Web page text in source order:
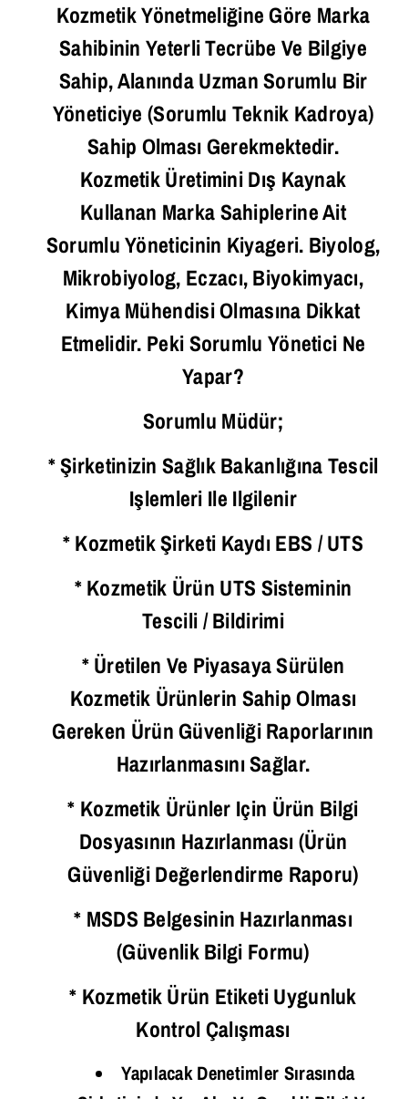
Kozmetik Yönetmeliğine Göre Marka
Sahibinin Yeterli Tecrübe Ve Bilgiye
Sahip, Alanında Uzman Sorumlu Bir
Yöneticiye (Sorumlu Teknik Kadroya)
Sahip Olması Gerekmektedir.
Kozmetik Üretimini Dış Kaynak
Kullanan Marka Sahiplerine Ait
Sorumlu Yöneticinin Kiyageri. Biyolog,
Mikrobiyolog, Eczacı, Biyokimyacı,
Kimya Mühendisi Olmasına Dikkat
Etmelidir. Peki Sorumlu Yönetici Ne
Yapar?
Sorumlu Müdür;
* Şirketinizin Sağlık Bakanlığına Tescil
Işlemleri Ile Ilgilenir
* Kozmetik Şirketi Kaydı EBS / UTS
* Kozmetik Ürün UTS Sisteminin
Tescili / Bildirimi
* Üretilen Ve Piyasaya Sürülen
Kozmetik Ürünlerin Sahip Olması
Gereken Ürün Güvenliği Raporlarının
Hazırlanmasını Sağlar.
* Kozmetik Ürünler Için Ürün Bilgi
Dosyasının Hazırlanması (Ürün
Güvenliği Değerlendirme Raporu)
* MSDS Belgesinin Hazırlanması
(Güvenlik Bilgi Formu)
* Kozmetik Ürün Etiketi Uygunluk
Kontrol Çalışması
Yapılacak Denetimler Sırasında